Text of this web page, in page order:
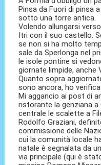
Pinsa da Fuori di pinsa
sotto una torre antica.
Volendo allungarsi
Itri con il suo castello.
se non si ha molto
sale da Sperlonga nel
le isole pontine si
giornate limpide, anche
Quanto sopra
sono ancora, ho
Mi aggancio ai post di
ristorante la genziana
centrale le scalette a
Rodolfo Graziani,
commissione delle
cui la comunità locale
natale è segnalata da
via principale (qui è